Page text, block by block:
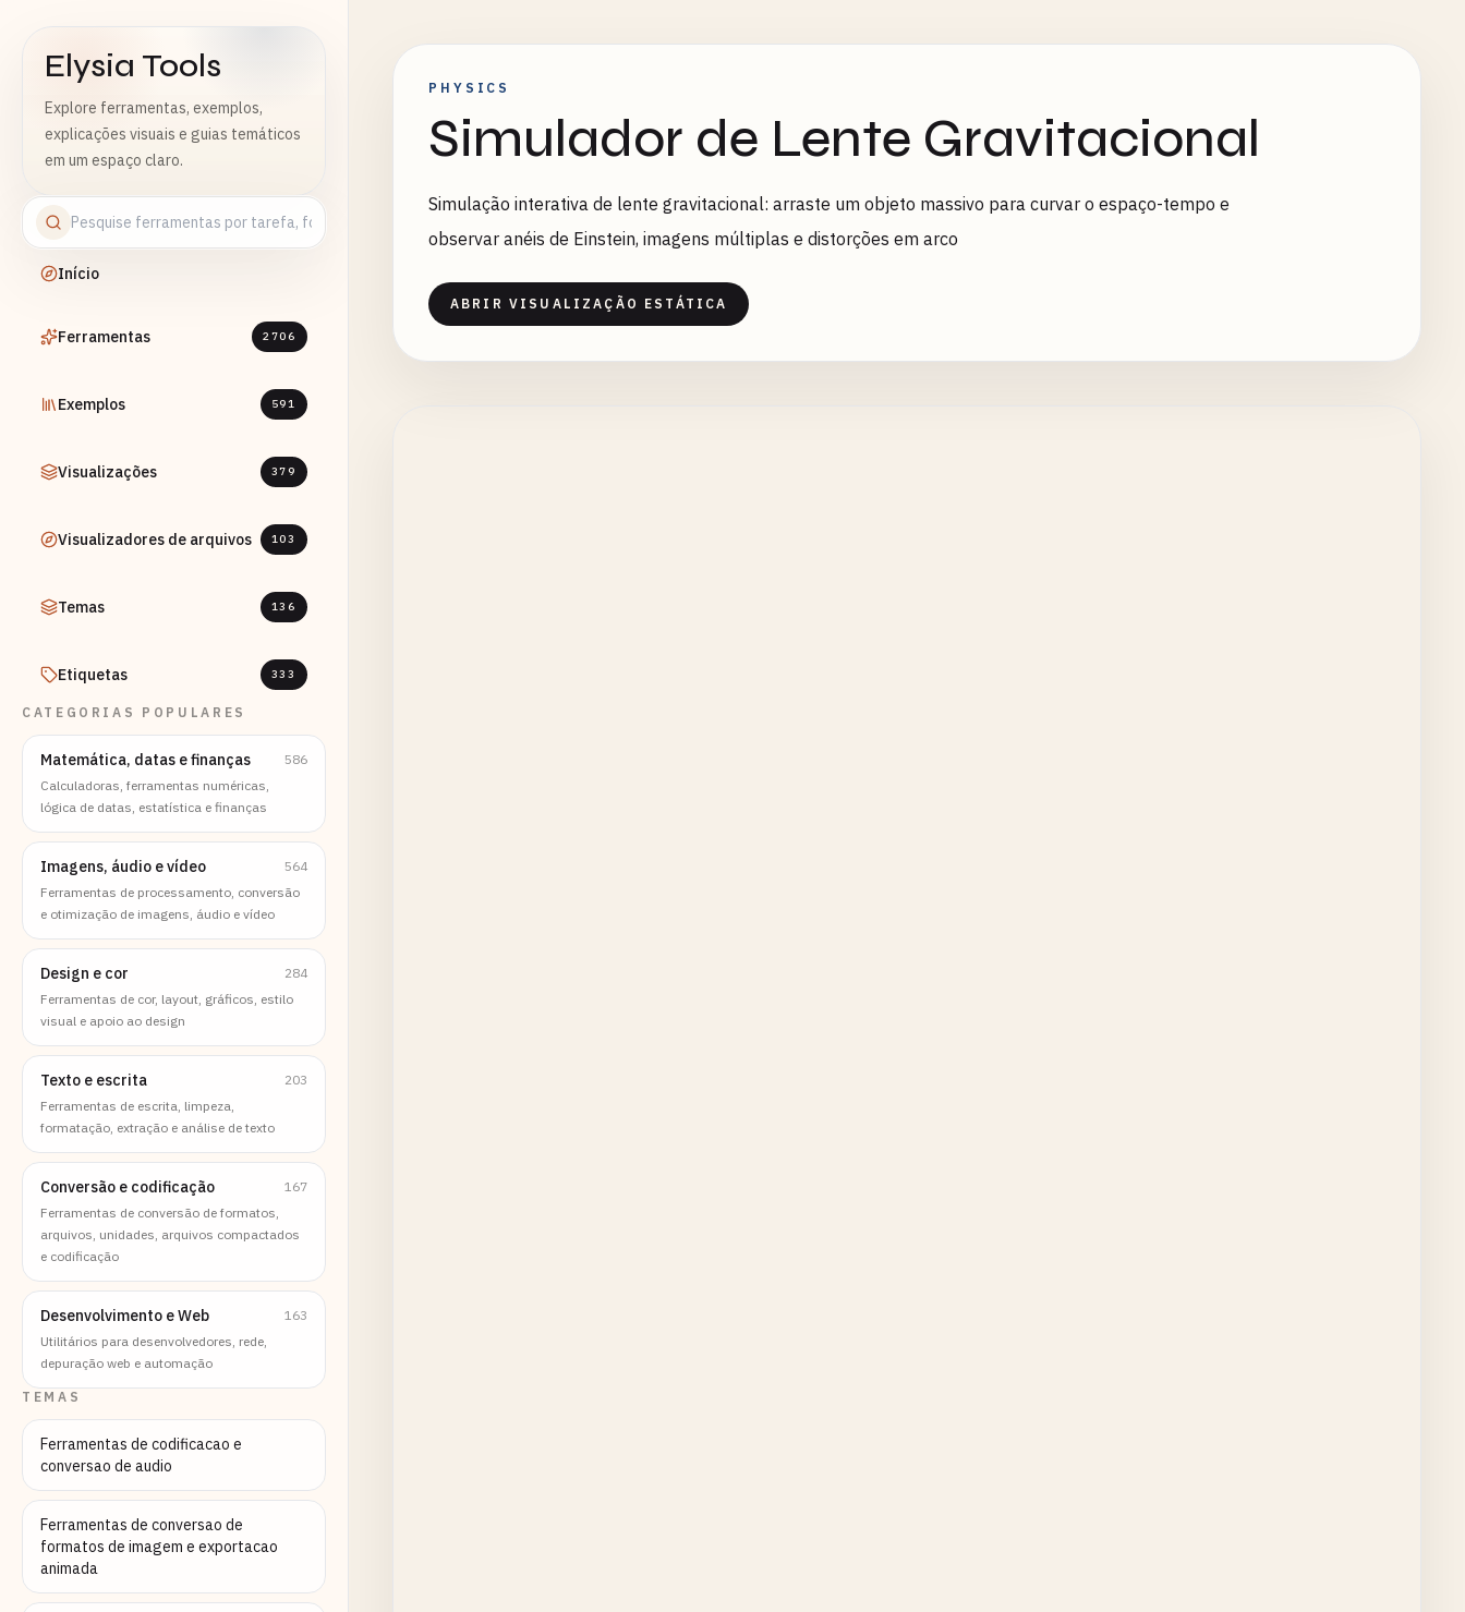
Elysia Tools
Explore ferramentas, exemplos,
explicações visuais e guias temáticos
em um espaço claro.
Início
Ferramentas 2706
Exemplos 591
Visualizações 379
Visualizadores de arquivos 103
Temas 136
Etiquetas 333
CATEGORIAS POPULARES
Matemática, datas e finanças
586
Calculadoras, ferramentas numéricas,
lógica de datas, estatística e finanças
Imagens, áudio e vídeo
564
Ferramentas de processamento, conversão
e otimização de imagens, áudio e vídeo
Design e cor
284
Ferramentas de cor, layout, gráficos, estilo
visual e apoio ao design
Texto e escrita
203
Ferramentas de escrita, limpeza,
formatação, extração e análise de texto
Conversão e codificação
167
Ferramentas de conversão de formatos,
arquivos, unidades, arquivos compactados
e codificação
Desenvolvimento e Web
163
Utilitários para desenvolvedores, rede,
depuração web e automação
TEMAS
Ferramentas de codificacao e
conversao de audio
Ferramentas de conversao de
formatos de imagem e exportacao
animada
PHYSICS
Simulador de Lente Gravitacional
Simulação interativa de lente gravitacional: arraste um objeto massivo para curvar o espaço-tempo e
observar anéis de Einstein, imagens múltiplas e distorções em arco
ABRIR VISUALIZAÇÃO ESTÁTICA